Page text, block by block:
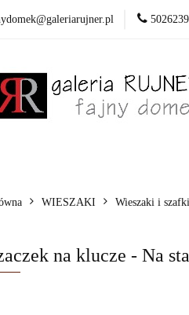
Domki
Pracownia
WIESZAKI Wieszaki i
na klucze - Na